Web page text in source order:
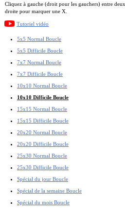
Cliquez à gauche (droit pour les gauchers) entre
droite pour marquer une X.
Tutoriel vidéo
5x5 Normal Boucle
5x5 Difficile Boucle
7x7 Normal Boucle
7x7 Difficile Boucle
10x10 Normal Boucle
10x10 Difficile Boucle
15x15 Normal Boucle
15x15 Difficile Boucle
20x20 Normal Boucle
20x20 Difficile Boucle
25x30 Normal Boucle
25x30 Difficile Boucle
Spécial du jour Boucle
Spécial de la semaine Boucle
Spécial du mois Boucle